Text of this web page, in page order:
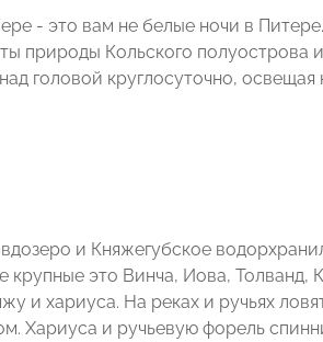
- это вам не белые ночи в
природы Кольского полуострова
головой круглосуточно,
и Княжегубское
крупные это Винча, Иова,
и хариуса. На реках и ручьях
Хариуса и ручьевую форель